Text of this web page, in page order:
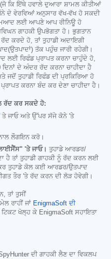
ਕਿ ਇੱਥੇ ਹਵਾਲੇ ਦੁਆਰਾ ਸ਼ਾਮਲ ਕੀਤੀਆਂ
ਦੇ ਵੇਰਵਿਆਂ ਅਨੁਸਾਰ ਵੱਖ-ਵੱਖ ਹੋ ਸਕਦੀ
ਲਈ ਆਪਣੇ ਆਪ ਰੀਨਿਊ ਹੋ
ਗਾਹਕੀ ਉਪਭੋਗਤਾ ਹੋ। ਭੁਗਤਾਨ
ਕਰਦੇ ਹੋ, ਤਾਂ ਤੁਹਾਡੀ ਅਦਾਇਗੀ
ਤੱਕ ਪਹੁੰਚ ਜਾਰੀ ਰਹੇਗੀ।
ਲਈ ਰਿਫੰਡ ਪ੍ਰਾਪਤ ਕਰਨਾ ਚਾਹੁੰਦੇ ਹੋ,
ਦੇ ਅੰਦਰ ਰੱਦ ਕਰਨਾ ਚਾਹੀਦਾ ਹੈ
ਜਦੋਂ ਤੁਹਾਡੀ ਰਿਫੰਡ ਦੀ ਪ੍ਰਕਿਰਿਆ ਹੋ
ਕਰਨਾ ਬੰਦ ਕਰ ਦੇਣਾ ਚਾਹੀਦਾ ਹੈ।
ਰੱਦ ਕਰ ਸਕਦੇ ਹੋ:
ਤੇ ਜਾਓ ਅਤੇ ਉੱਪਰ ਸੱਜੇ ਕੋਨੇ 'ਤੇ
ਲੌਗਇਨ ਕਰੋ।
'ਤੇ ਜਾਓ। ਤੁਹਾਡੇ ਆਰਡਰ/
ਤਾਂ ਤੁਹਾਡੀ ਗਾਹਕੀ ਨੂੰ ਰੱਦ ਕਰਨ ਲਈ
ਤੁਹਾਡੇ ਕੋਲ ਕਈ ਆਰਡਰ/ਉਤਪਾਦ
ਤੌਰ 'ਤੇ ਰੱਦ ਕਰਨ ਦੀ ਲੋੜ ਹੋਵੇਗੀ।
ਤਾਂ ਤੁਸੀਂ
ਰਾਹੀਂ ਜਾਂ EnigmaSoft ਦੀ
ਖੋਲ੍ਹ ਕੇ EnigmaSoft ਸਹਾਇਤਾ
ਦੀ ਗਾਹਕੀ ਲੈਣ ਦਾ ਵਿਕਲਪ